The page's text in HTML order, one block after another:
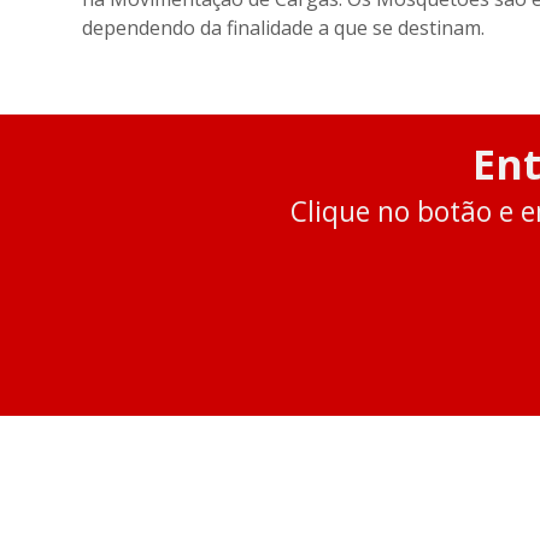
dependendo da finalidade a que se destinam.
Clique no botão e